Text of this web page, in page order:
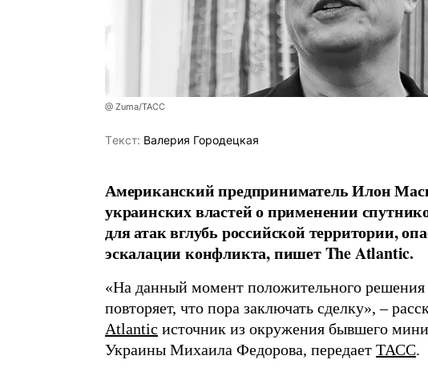
@ Zuma/ТАСС
Tекст: Валерия Городецкая
Американский предприниматель Илон
украинских властей о применении
для атак вглубь российской территории,
эскалации конфликта, пишет The Atlantic.
«На данный момент положительного решения
повторяет, что пора заключать сделку», –
Atlantic источник из окружения бывшего
Украины Михаила Федорова, передает ТАСС.